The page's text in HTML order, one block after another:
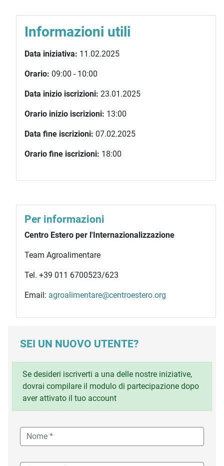
Informazioni utili
Data iniziativa: 11.02.2025
Orario: 09:00 - 10:00
Data inizio iscrizioni: 23.01.2025
Orario inizio iscrizioni: 13:00
Data fine iscrizioni: 07.02.2025
Orario fine iscrizioni: 18:00
Per informazioni
Centro Estero per l'Internazionalizzazione
Team Agroalimentare
Tel. +39 011 6700523/623
Email: agroalimentare@centroestero.org
SEI UN NUOVO UTENTE?
Se desideri iscriverti a una delle nostre iniziative,
dovrai compilare il modulo di partecipazione dopo
aver attivato il tuo account